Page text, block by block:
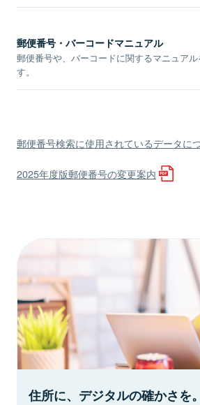
郵便番号・バーコードマニュアル
郵便番号や、バーコードに関するマニュアル
す。
郵便番号検索に使用されているデータに
2025年度版郵便番号の変更案内
住所に、デジタルの確かさを。